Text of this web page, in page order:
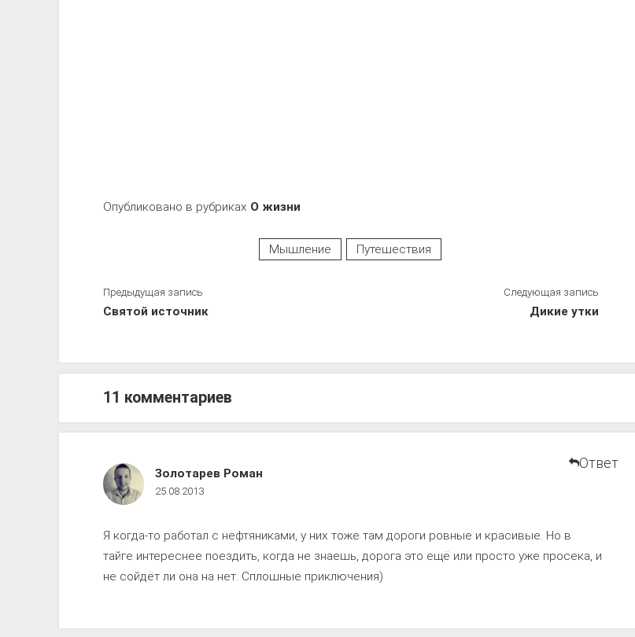
Опубликовано в рубриках О жизни
Мышление Путешествия
Предыдущая запись
Святой источник
Следующая запись
Дикие утки
11 комментариев
Путь
к
комментарии
Золотарев Роман
25.08.2013
Я когда-то работал с нефтяниками, у них тоже там дороги ровные и красивые. Но в
тайге интереснее поездить, когда не знаешь, дорога это ещё или просто уже просека, и
не сойдёт ли она на нет. Сплошные приключения)
Ответ